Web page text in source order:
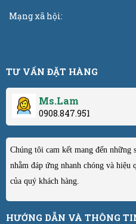
Mạng xã hội:
TƯ VẤN ĐẶT HÀNG
Ms.Lam
0908.847.951
Chúng tôi cam kết mang đến những
nhằm đáp ứng nhanh chóng và hiệu
của quý khách hàng.
HƯỚNG DẪN VÀ THÔNG